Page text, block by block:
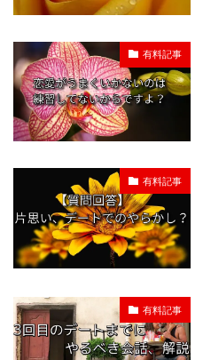
有料記事
有料記事
有料記事